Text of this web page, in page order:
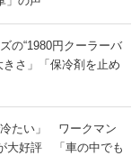
の“1980円クーラーバ
さ」「保冷剤を止め
冷たい」 ワークマン
大好評 「車の中でも